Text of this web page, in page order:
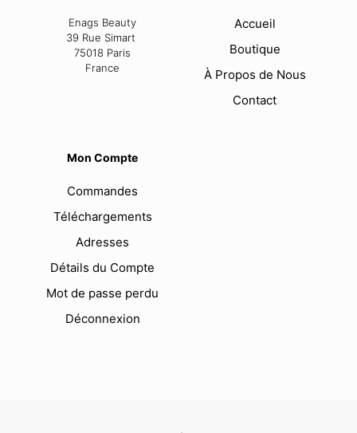
Enags Beauty
39 Rue Simart
75018 Paris
France
Accueil
Boutique
À Propos de Nous
Contact
Mon Compte
Commandes
Téléchargements
Adresses
Détails du Compte
Mot de passe perdu
Déconnexion